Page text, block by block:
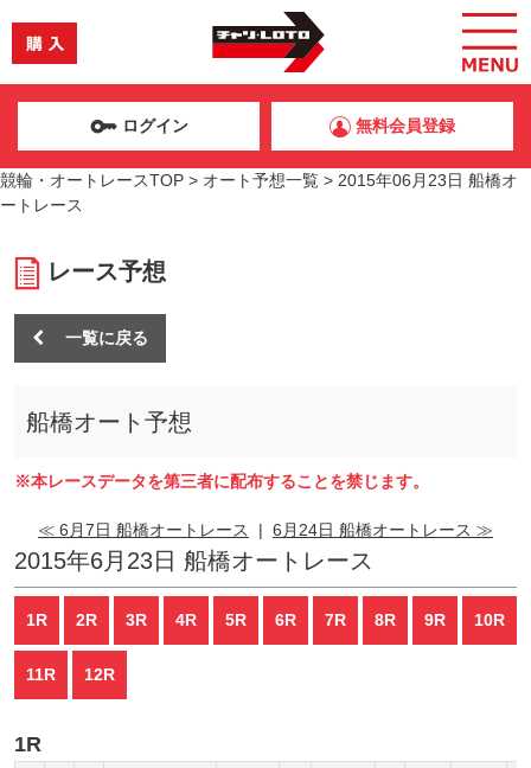
ログイン 無料会員登録
競輪・オートレースTOP > オート予想一覧 > 2015年06月23日 船橋オ
ートレース
レース予想
一覧に戻る
船橋オート予想
※本レースデータを第三者に配布することを禁じます。
≪ 6月7日 船橋オートレース | 6月24日 船橋オートレース ≫
2015年6月23日 船橋オートレース
1R 2R 3R 4R 5R 6R 7R 8R 9R 10R
11R 12R
1R